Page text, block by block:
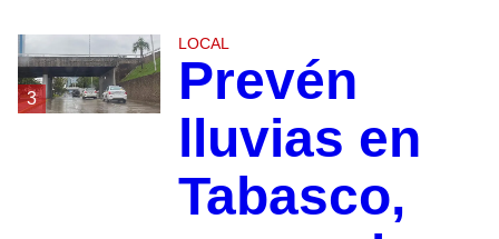
3
LOCAL
Prevén
lluvias en
Tabasco,